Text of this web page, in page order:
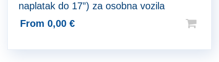
naplatak do 17”) za osobna vozila
From 0,00 €